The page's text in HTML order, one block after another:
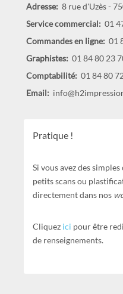
Adresse: 8 rue d'Uzès -
Service commercial: 01
Commandes en ligne: 01
Graphistes: 01 84 80 23
Comptabilité: 01 84 80
Email:
Pratique !
Si vous avez des
petits scans ou
directement dans nos
Cliquez ici pour être
de renseignements.